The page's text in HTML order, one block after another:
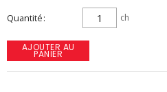
Quantité ch
AJOUTER AU
PANIER